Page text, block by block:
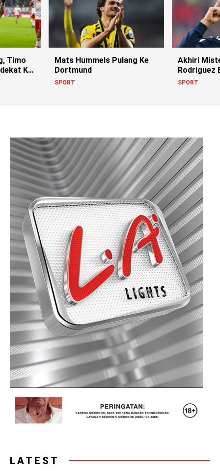
Timo
Ke
Mats Hummels Pulang Ke
Dortmund
SPORT
Akhiri
Rodriguez
Serie A?
SPORT
LATEST